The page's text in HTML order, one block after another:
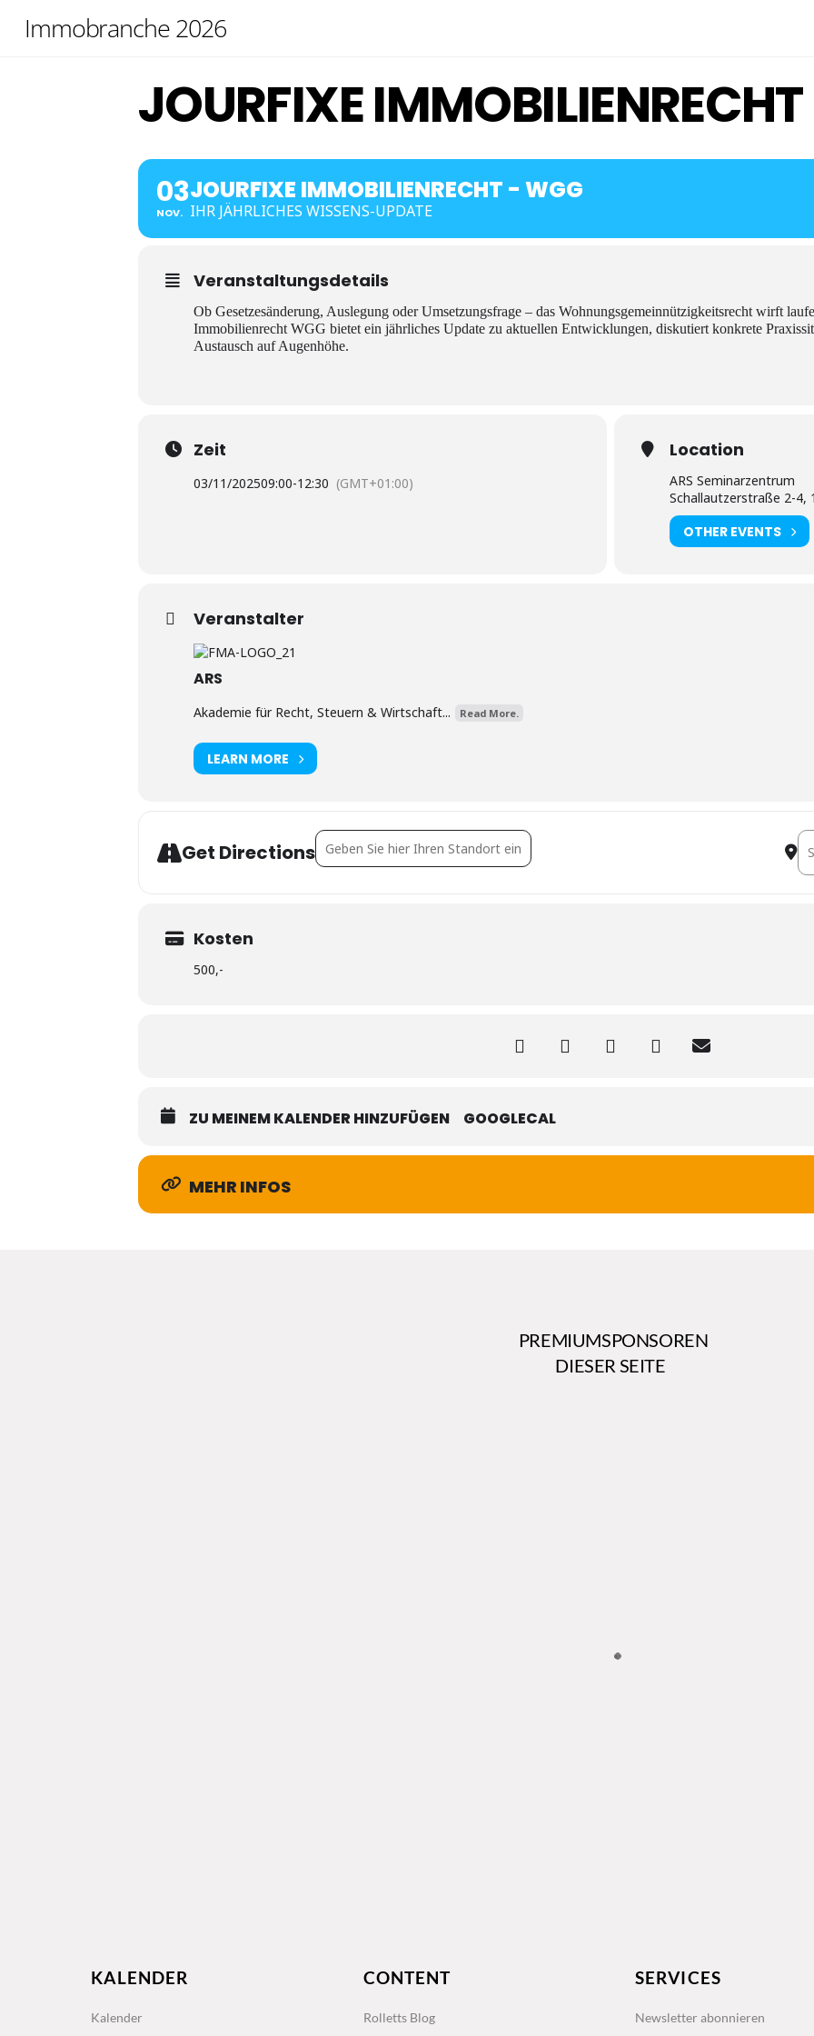
Immobranche 2026
JOURFIXE
03
NOV.
JOURFIXE IMMOBILIENRECHT - WGG
IHR JÄHRLICHES WISSENS-UPDATE
Veranstaltungsdetails
Ob Gesetzesänderung, Auslegung oder Umsetzungsfrage – das Wohnungsgemeinnützigkeitsrecht wirft
Immobilienrecht WGG bietet ein jährliches Update zu aktuellen Entwicklungen, diskutiert konkrete
Austausch auf Augenhöhe.
Zeit
03/11/202509:00-12:30 (GMT+01:00)
Location
ARS Seminarzentrum
Schallautzerstraße 2-4,
OTHER EVENTS
Veranstalter
ARS
Akademie für Recht, Steuern & Wirtschaft... Read More.
LEARN MORE
Get DirectionsAddress - JourFixe Immobilienrecht - WGG [TJ0cSlZeB]
Kosten
500,-
ZU MEINEM KALENDER HINZUFÜGEN GOOGLECAL
MEHR INFOS
PREMIUMSPONSOREN
DIESER SEITE
KALENDER
Kalender
CONTENT
Rolletts Blog
SERVICES
Newsletter abonnieren